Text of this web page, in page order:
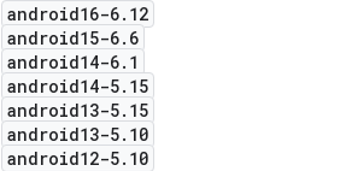
android16-6. 12
android15-6. 6
android14-6. 1
android14-5. 15
android13-5. 15
android13-5. 10
android12-5. 10